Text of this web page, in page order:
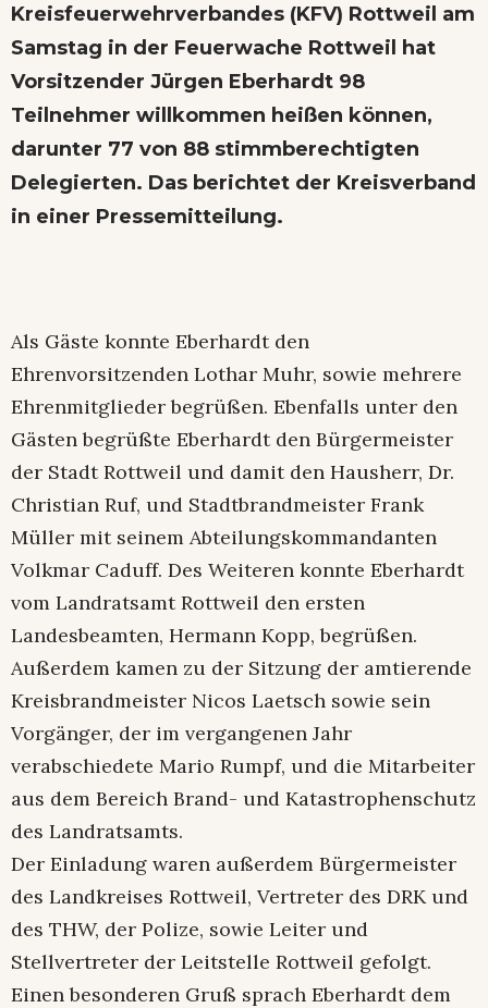
Kreisfeuerwehrverbandes (KFV) Rottweil am
Samstag in der Feuerwache Rottweil hat
Vorsitzender Jürgen Eberhardt 98
Teilnehmer willkommen heißen können,
darunter 77 von 88 stimmberechtigten
Delegierten. Das berichtet der Kreisverband
in einer Pressemitteilung.
Als Gäste konnte Eberhardt den
Ehrenvorsitzenden Lothar Muhr, sowie mehrere
Ehrenmitglieder begrüßen. Ebenfalls unter den
Gästen begrüßte Eberhardt den Bürgermeister
der Stadt Rottweil und damit den Hausherr, Dr.
Christian Ruf, und Stadtbrandmeister Frank
Müller mit seinem Abteilungskommandanten
Volkmar Caduff. Des Weiteren konnte Eberhardt
vom Landratsamt Rottweil den ersten
Landesbeamten, Hermann Kopp, begrüßen.
Außerdem kamen zu der Sitzung der amtierende
Kreisbrandmeister Nicos Laetsch sowie sein
Vorgänger, der im vergangenen Jahr
verabschiedete Mario Rumpf, und die Mitarbeiter
aus dem Bereich Brand- und Katastrophenschutz
des Landratsamts.
Der Einladung waren außerdem Bürgermeister
des Landkreises Rottweil, Vertreter des DRK und
des THW, der Polize, sowie Leiter und
Stellvertreter der Leitstelle Rottweil gefolgt.
Einen besonderen Gruß sprach Eberhardt dem